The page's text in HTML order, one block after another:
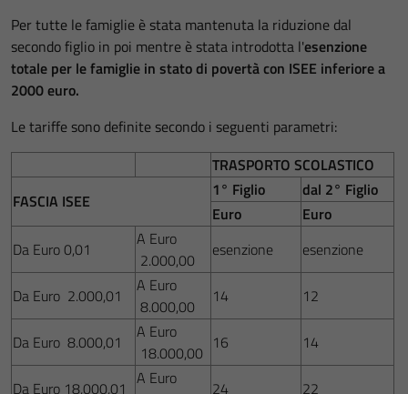
Per tutte le famiglie è stata mantenuta la riduzione dal
secondo figlio in poi mentre è stata introdotta l'esenzione
totale per le famiglie in stato di povertà con ISEE inferiore a
2000 euro.
Le tariffe sono definite secondo i seguenti parametri:
TRASPORTO SCOLASTICO
FASCIA ISEE
1° Figlio
dal 2° Figlio
Euro
Euro
Da Euro 0,01
A Euro
2.000,00
esenzione esenzione
Da Euro 2.000,01
A Euro
8.000,00
14 12
Da Euro 8.000,01
A Euro
18.000,00 16 14
Da Euro 18,000,01 A Euro
24
22